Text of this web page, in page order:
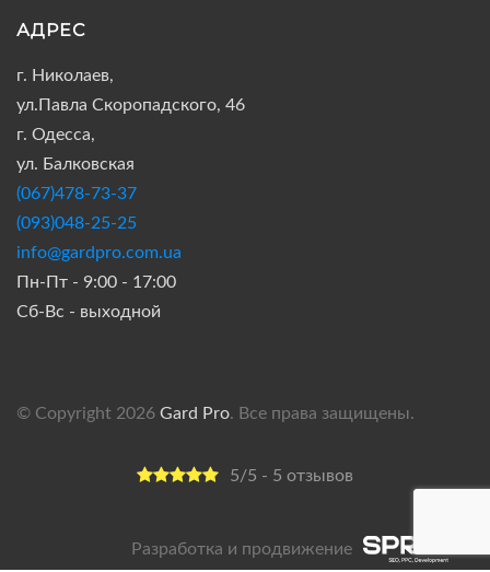
АДРЕС
г. Николаев,
ул.Павла Скоропадского, 46
г. Одесса,
ул. Балковская
(067)478-73-37
(093)048-25-25
info@gardpro.com.ua
Пн-Пт - 9:00 - 17:00
Сб-Вс - выходной
© Copyright 2026 Gard Pro. Все права защищены.
5/5 - 5 отзывов
Разработка и продвижение